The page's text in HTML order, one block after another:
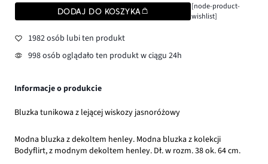
DODAJ DO KOSZYKA
[node-product-
wishlist]
1982 osób lubi ten produkt
998 osób oglądało ten produkt w ciągu 24h
Informacje o produkcie
Bluzka tunikowa z lejącej wiskozy jasnoróżowy
Modna bluzka z dekoltem henley. Modna bluzka z kolekcji
Bodyflirt, z modnym dekoltem henley. Dł. w rozm. 38 ok. 64 cm.